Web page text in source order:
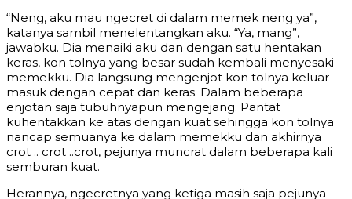
“Neng, aku mau ngecret di dalam memek neng ya”,
katanya sambil menelentangkan aku. “Ya, mang”,
jawabku. Dia menaiki aku dan dengan satu hentakan
keras, kon tolnya yang besar sudah kembali menyesaki
memekku. Dia langsung mengenjot kon tolnya keluar
masuk dengan cepat dan keras. Dalam beberapa
enjotan saja tubuhnyapun mengejang. Pantat
kuhentakkan ke atas dengan kuat sehingga kon tolnya
nancap semuanya ke dalam memekku dan akhirnya
crot .. crot ..crot, pejunya muncrat dalam beberapa kali
semburan kuat.
Herannya, ngecretnya yang ketiga masih saja pejunya